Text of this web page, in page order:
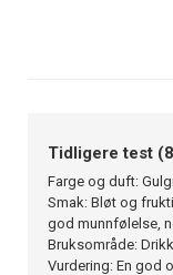
Tidligere test
Farge og duft:
Smak: Bløt og
god munnfølelse,
Bruksområde:
Vurdering: En god